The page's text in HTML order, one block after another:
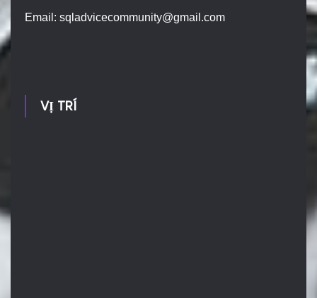
Email:sqladvicecommunity@gmail.com
VỊ TRÍ